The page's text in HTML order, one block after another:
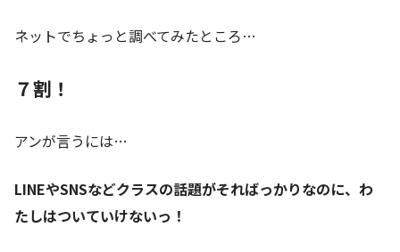
ネットでちょっと調べてみたところ…
７割！
アンが言うには…
LINEやSNSなどクラスの話題がそればっかりなのに、わ
たしはついていけないっ！